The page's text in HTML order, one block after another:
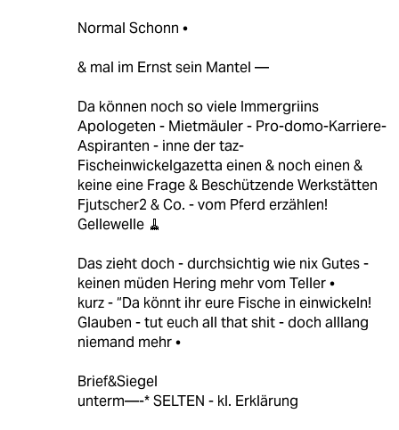
Normal Schonn •
& mal im Ernst sein Mantel —
Da können noch so viele Immergriins
Apologeten - Mietmäuler - Pro-domo-Karriere-
Aspiranten - inne der taz-
Fischeinwickelgazetta einen & noch einen &
keine eine Frage & Beschützende Werkstätten
Fjutscher2 & Co. - vom Pferd erzählen!
Gellewelle 🧹
Das zieht doch - durchsichtig wie nix Gutes -
keinen müden Hering mehr vom Teller •
kurz - “Da könnt ihr eure Fische in einwickeln!
Glauben - tut euch all that shit - doch alllang
niemand mehr •
Brief&Siegel
unterm—-* SELTEN - kl. Erklärung